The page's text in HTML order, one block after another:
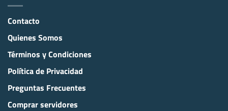
Contacto
Quienes Somos
Términos y Condiciones
Política de Privacidad
Preguntas Frecuentes
Comprar servidores